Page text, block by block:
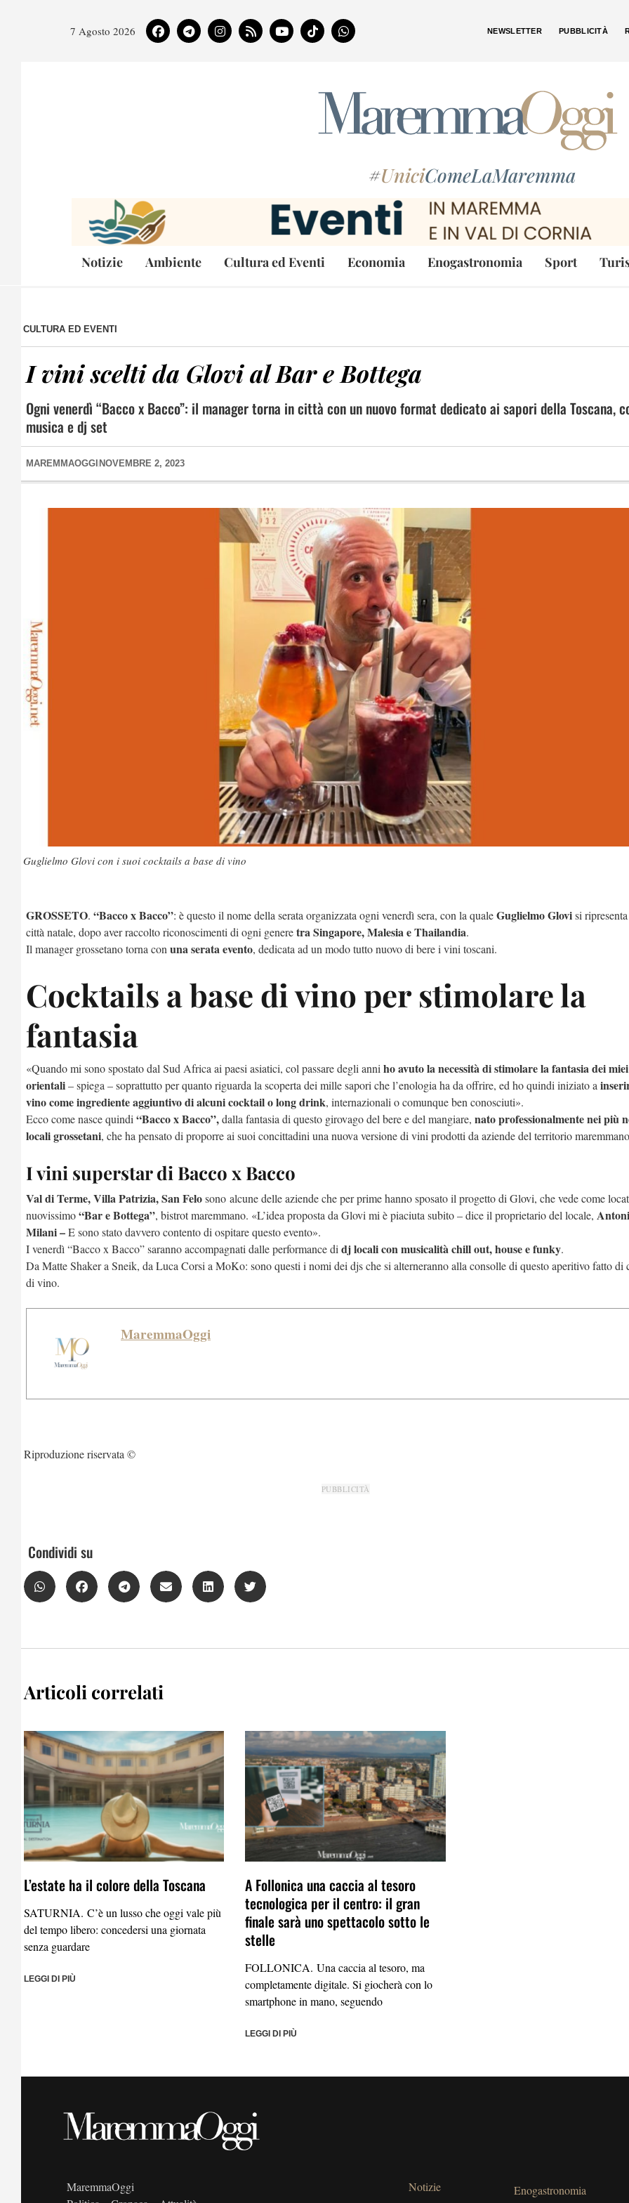
7 Agosto 2026 NEWSLETTER PUBBLICITÀ
#UniciComeLaMaremma
Notizie Ambiente Cultura ed Eventi Economia Enogastronomia Sport
CULTURA ED EVENTI
I vini scelti da Glovi al Bar e Bottega
Ogni venerdì “Bacco x Bacco”: il manager torna in città con un nuovo format dedicato ai sapori della Toscana,
musica e dj set
MAREMMAOGGI NOVEMBRE 2, 2023
Guglielmo Glovi con i suoi cocktails a base di vino
GROSSETO. “Bacco x Bacco”: è questo il nome della serata organizzata ogni venerdì sera, con la qualeGuglielmo Glovisi
città natale, dopo aver raccolto riconoscimenti di ogni generetra Singapore, Malesia e Thailandia.
Il manager grossetano torna con una serata evento, dedicata ad un modo tutto nuovo di bere i vini toscani.
Cocktails a base di vino per stimolare la
fantasia
«Quando mi sono spostato dal Sud Africa ai paesi asiatici, col passare degli anni ho avuto la necessità di stimolare la fantasia dei
orientali– spiega – soprattutto per quanto riguarda la scoperta dei mille sapori che l’enologia ha da offrire, ed ho quindi iniziato a
vino come ingrediente aggiuntivo di alcuni cocktail o long drink, internazionali o comunque ben conosciuti».
Ecco come nasce quindi “Bacco x Bacco”,dalla fantasia di questo girovago del bere e del mangiare, nato professionalmente nei più
locali grossetani, che ha pensato di proporre ai suoi concittadini una nuova versione di vini prodotti da aziende del territorio
I vini superstar di Bacco x Bacco
Val di Terme, Villa Patrizia, San Felosono alcune delle aziende che per prime hanno sposato il progetto di Glovi, che vede come
nuovissimo“Bar e Bottega”, bistrot maremmano. «L’idea proposta da Glovi mi è piaciuta subito – dice il proprietario del locale,
Milani –E sono stato davvero contento di ospitare questo evento».
I venerdì “Bacco x Bacco” saranno accompagnati dalle performance di dj locali con musicalità chill out, house e funky.
Da Matte Shaker a Sneik, da Luca Corsi a MoKo: sono questi i nomi dei djs che si alterneranno alla consolle di questo aperitivo fatto di
di vino.
MaremmaOggi
Riproduzione riservata ©
PUBBLICITÀ
Condividi su
Articoli correlati
L’estate ha il colore della Toscana
SATURNIA. C’è un lusso che oggi vale più
del tempo libero: concedersi una giornata
senza guardare
LEGGI DI PIÙ
A Follonica una caccia al tesoro
tecnologica per il centro: il gran
finale sarà uno spettacolo sotto le
stelle
FOLLONICA. Una caccia al tesoro, ma
completamente digitale. Si giocherà con lo
smartphone in mano, seguendo
LEGGI DI PIÙ
MaremmaOggi
Notizie
Enogastronomia